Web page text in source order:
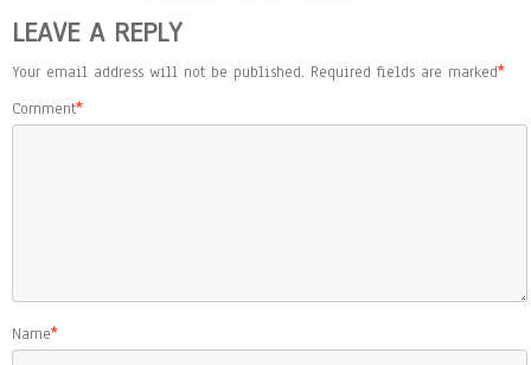
LEAVE A REPLY
Your email address will not be published. Required fields are marked*
Comment*
Name*